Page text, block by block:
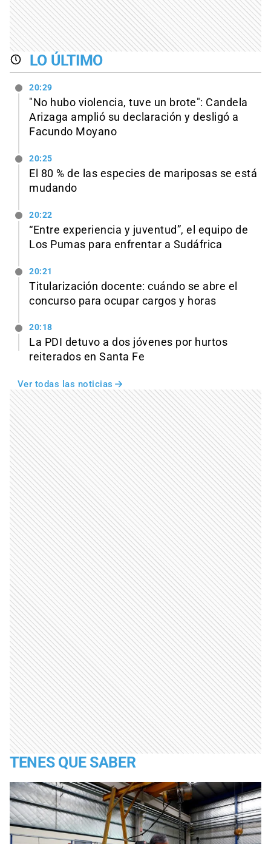
LO ÚLTIMO
20:29
"No hubo violencia, tuve un brote": Candela
Arizaga amplió su declaración y desligó a
Facundo Moyano
20:25
El 80 % de las especies de mariposas se está
mudando
20:22
“Entre experiencia y juventud”, el equipo de
Los Pumas para enfrentar a Sudáfrica
20:21
Titularización docente: cuándo se abre el
concurso para ocupar cargos y horas
20:18
La PDI detuvo a dos jóvenes por hurtos
reiterados en Santa Fe
Ver todas las noticias
TENES QUE SABER